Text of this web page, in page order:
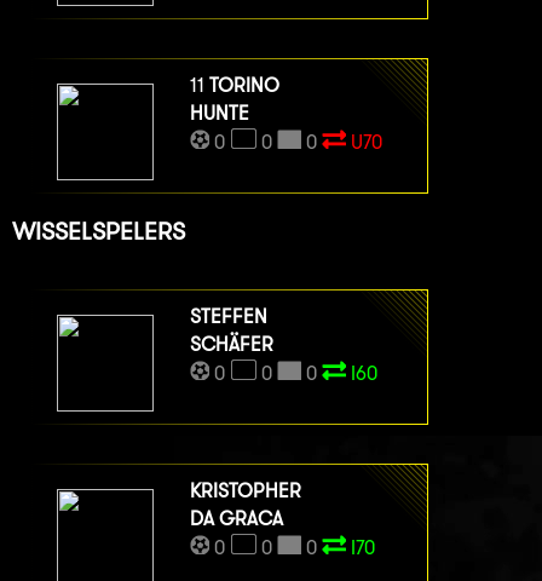
11 TORINO
HUNTE
0
0 0 U70
WISSELSPELERS
STEFFEN
SCHÄFER
0
0 0 I60
KRISTOPHER
DA GRACA
0
0 0 I70